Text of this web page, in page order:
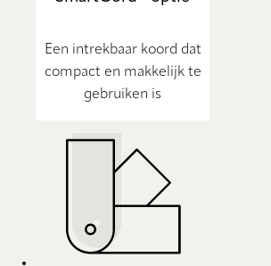
Een intrekbaar koord dat
compact en makkelijk te
gebruiken is